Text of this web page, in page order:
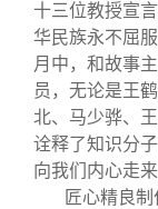
十三位教授宣
华民族永不屈
月中，和故事
员，无论是王
北、马少骅、
诠释了知识分
向我们内心走
匠心精良